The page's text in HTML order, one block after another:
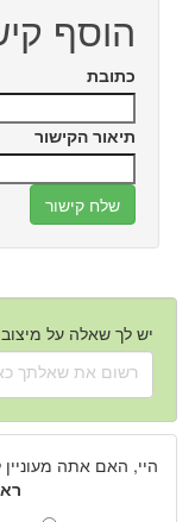
הוסף
כתובת
תיאור הקישור
יש לך שאלה על מיצובישי ספייס
היי, האם אתה